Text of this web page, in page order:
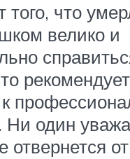
того, что
велико и
к
Ни один
отвернется от